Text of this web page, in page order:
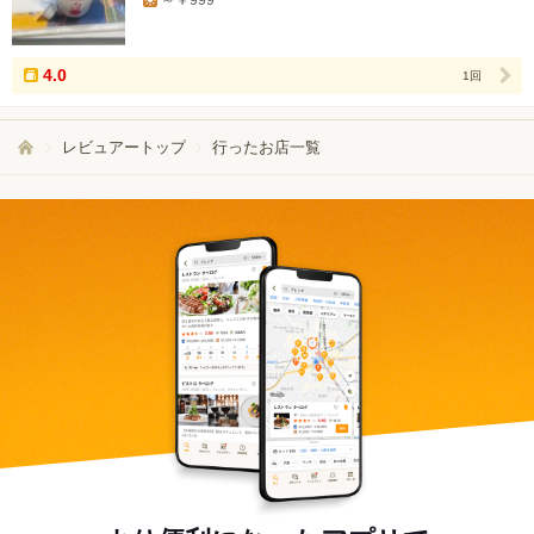
数
4.0 1回
レビュアートップ 行ったお店一覧